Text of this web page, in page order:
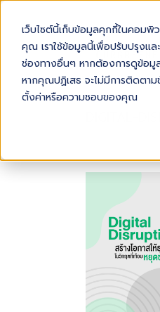
เว็บไซต์นี้เก็บข้อมูลคุกกี้ในคอมพิ
คุณ เราใช้ข้อมูลนี้เพื่อปรับปรุงแล
ช่องทางอื่นๆ หากต้องการดูข้อมูล
หากคุณปฏิเสธ จะไม่มีการติดตาม
ตั้งค่าหรือความชอบของคุณ